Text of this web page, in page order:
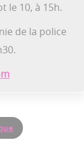
le 10, à 15h.
de la police